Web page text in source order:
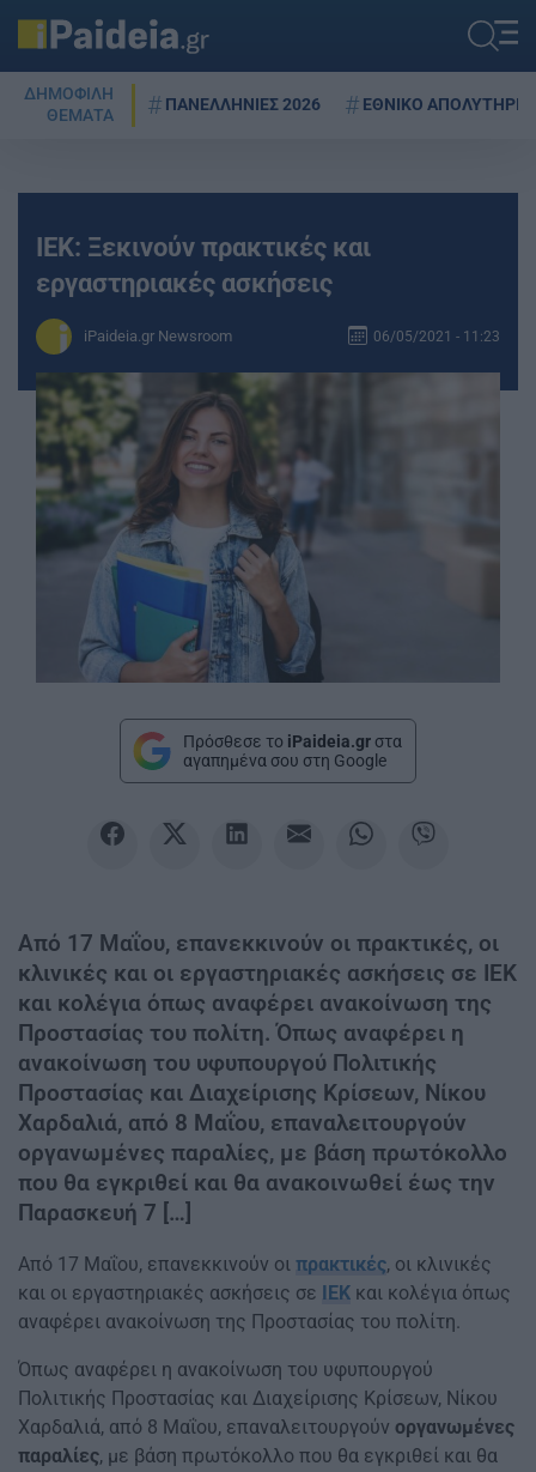
ΔΗΜΟΦΙΛΗ
ΘΕΜΑΤΑ
ΠΑΝΕΛΛΗΝΙΕΣ 2026 ΕΘΝΙΚΟ ΑΠΟΛΥΤΗΡΙΟ
ΙΕΚ: Ξεκινούν πρακτικές και
εργαστηριακές ασκήσεις
iPaideia.gr Newsroom 06/05/2021 - 11:23
Πρόσθεσε το iPaideia.gr στα
αγαπημένα σου στη Google
Από 17 Μαΐου, επανεκκινούν οι πρακτικές, οι
κλινικές και οι εργαστηριακές ασκήσεις σε ΙΕΚ
και κολέγια όπως αναφέρει ανακοίνωση της
Προστασίας του πολίτη. Όπως αναφέρει η
ανακοίνωση του υφυπουργού Πολιτικής
Προστασίας και Διαχείρισης Κρίσεων, Νίκου
Χαρδαλιά, από 8 Μαΐου, επαναλειτουργούν
οργανωμένες παραλίες, με βάση πρωτόκολλο
που θα εγκριθεί και θα ανακοινωθεί έως την
Παρασκευή 7 […]
Από 17 Μαΐου, επανεκκινούν οι πρακτικές, οι κλινικές
και οι εργαστηριακές ασκήσεις σε ΙΕΚ και κολέγια όπως
αναφέρει ανακοίνωση της Προστασίας του πολίτη.
Όπως αναφέρει η ανακοίνωση του υφυπουργού
Πολιτικής Προστασίας και Διαχείρισης Κρίσεων, Νίκου
Χαρδαλιά, από 8 Μαΐου, επαναλειτουργούν οργανωμένες
παραλίες, με βάση πρωτόκολλο που θα εγκριθεί και θα